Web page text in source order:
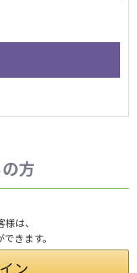
方
は、
きます。